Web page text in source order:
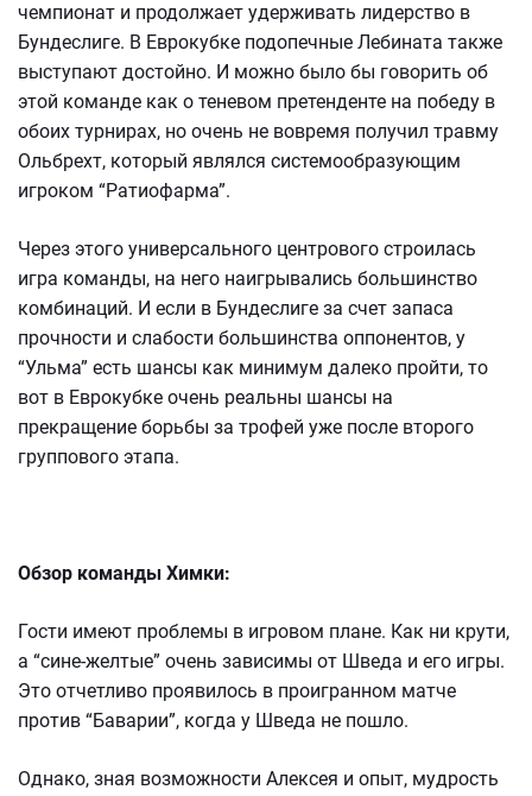
чемпионат и продолжает удерживать лидерство в
Бундеслиге. В Еврокубке подопечные Лебината также
выступают достойно. И можно было бы говорить об
этой команде как о теневом претенденте на победу в
обоих турнирах, но очень не вовремя получил травму
Ольбрехт, который являлся системообразующим
игроком “Ратиофарма”.
Через этого универсального центрового строилась
игра команды, на него наигрывались большинство
комбинаций. И если в Бундеслиге за счет запаса
прочности и слабости большинства оппонентов, у
“Ульма” есть шансы как минимум далеко пройти, то
вот в Еврокубке очень реальны шансы на
прекращение борьбы за трофей уже после второго
группового этапа.
Обзор команды Химки:
Гости имеют проблемы в игровом плане. Как ни крути,
а “сине-желтые” очень зависимы от Шведа и его игры.
Это отчетливо проявилось в проигранном матче
против “Баварии”, когда у Шведа не пошло.
Однако, зная возможности Алексея и опыт, мудрость